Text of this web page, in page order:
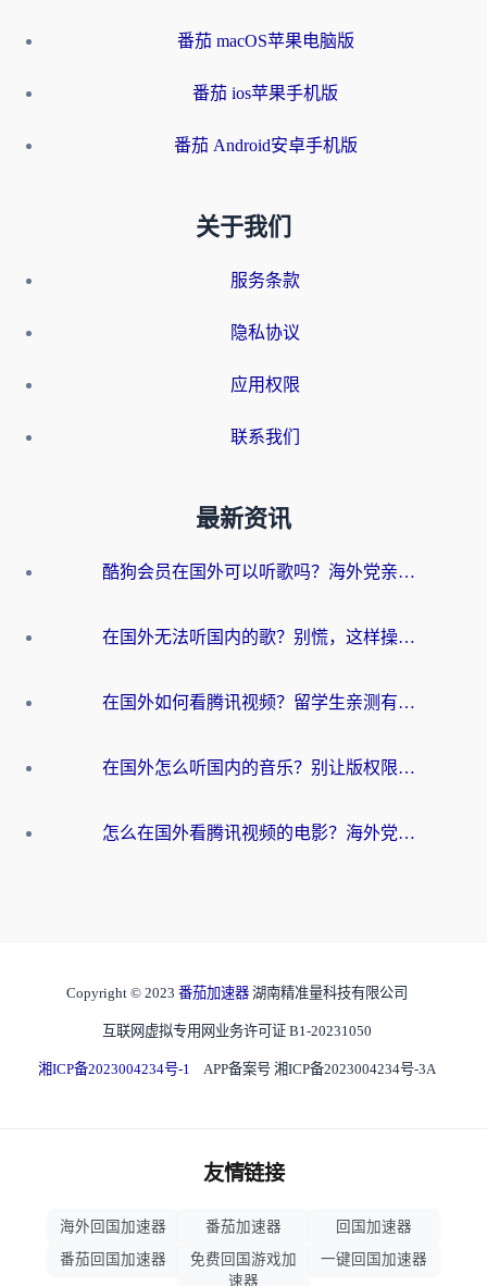
番茄 macOS苹果电脑版
番茄 ios苹果手机版
番茄 Android安卓手机版
关于我们
服务条款
隐私协议
应用权限
联系我们
最新资讯
酷狗会员在国外可以听歌吗？海外党亲测有效：3步解决音乐权限难题
在国外无法听国内的歌？别慌，这样操作就能畅听QQ音乐（附亲测加速器推荐）
在国外如何看腾讯视频？留学生亲测有效的回国加速方案
在国外怎么听国内的音乐？别让版权限制断了你的华语歌单
怎么在国外看腾讯视频的电影？海外党亲测有效的回国加速指南
Copyright © 2023 番茄加速器 湖南精准量科技有限公司
互联网虚拟专用网业务许可证 B1-20231050
湘ICP备2023004234号-1 APP备案号 湘ICP备2023004234号-3A
友情链接
海外回国加速器 番茄加速器
回国加速器
番茄回国加速器
免费回国游戏加
速器
一键回国加速器